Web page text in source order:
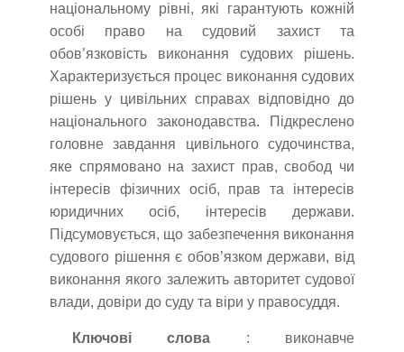
національному рівні, які гарантують кожній
особі право на судовий захист та
обов’язковість виконання судових рішень.
Характеризується процес виконання судових
рішень у цивільних справах відповідно до
національного законодавства. Підкреслено
головне завдання цивільного судочинства,
яке спрямовано на захист прав, свобод чи
інтересів фізичних осіб, прав та інтересів
юридичних осіб, інтересів держави.
Підсумовується, що забезпечення виконання
судового рішення є обов’язком держави, від
виконання якого залежить авторитет судової
влади, довіри до суду та віри у правосуддя.
Ключові слова : виконавче